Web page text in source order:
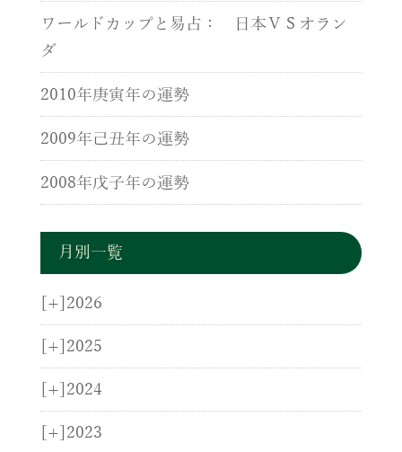
ワールドカップと易占： 日本ＶＳオラン
ダ
2010年庚寅年の運勢
2009年己丑年の運勢
2008年戊子年の運勢
月別一覧
[+] 2026
[+] 2025
[+] 2024
[+] 2023